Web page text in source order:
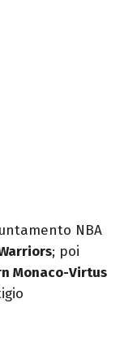
NBA
; poi
Monaco-Virtus